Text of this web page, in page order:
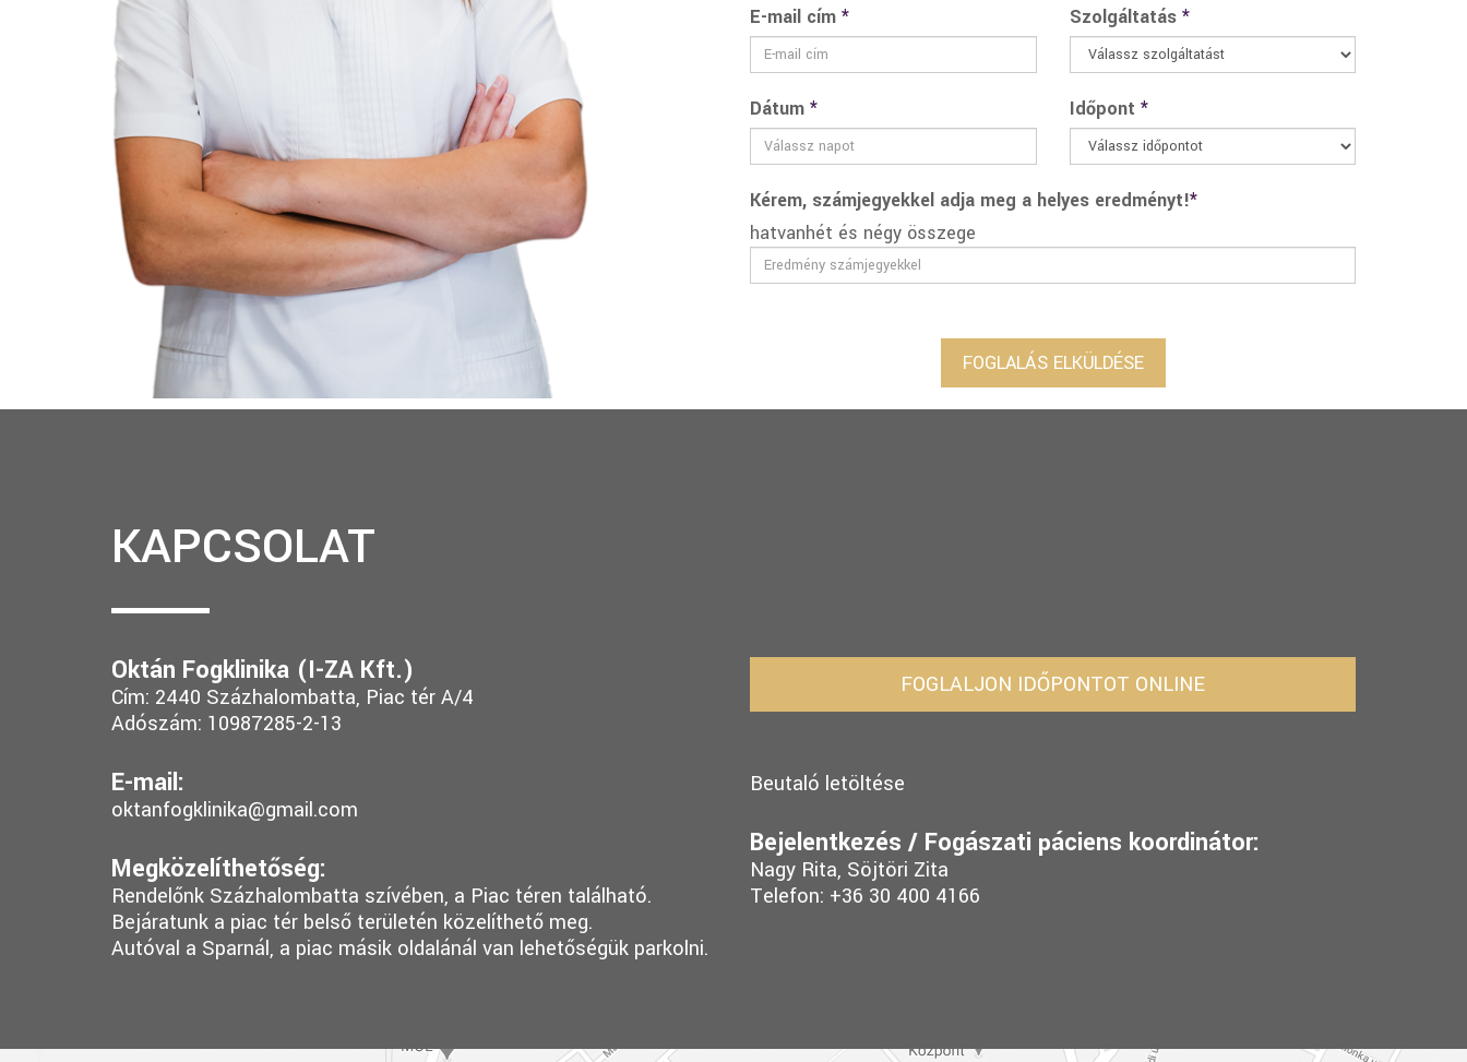
E-mail cím * Szolgáltatás *
Dátum * Időpont *
Kérem, számjegyekkel adja meg a helyes eredményt!*
hatvanhét és négy összege
FOGLALÁS ELKÜLDÉSE
KAPCSOLAT
Oktán Fogklinika (I-ZA Kft.)
Cím: 2440 Százhalombatta, Piac tér A/4
Adószám: 10987285-2-13
E-mail:
oktanfogklinika@gmail.com
Megközelíthetőség:
Rendelőnk Százhalombatta szívében, a Piac téren található.
Bejáratunk a piac tér belső területén közelíthető meg.
Autóval a Sparnál, a piac másik oldalánál van lehetőségük parkolni.
FOGLALJON IDŐPONTOT ONLINE
Beutaló letöltése
Bejelentkezés / Fogászati páciens koordinátor:
Nagy Rita, Söjtöri Zita
Telefon: +36 30 400 4166